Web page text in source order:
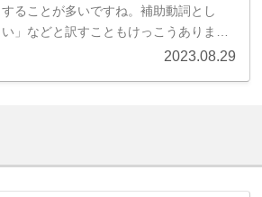
ることが多いですね。補助動詞とし
」などと訳すこともけっこうありま
2023.08.29